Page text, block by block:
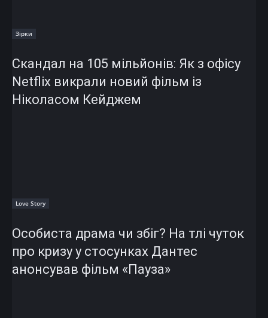
Зірки
Скандал на 105 мільйонів: Як з офісу
Netflix викрали новий фільм із
Ніколасом Кейджем
Love Story
Особиста драма чи збіг? На тлі чуток
про кризу у стосунках Дантес
анонсував фільм «Пауза»